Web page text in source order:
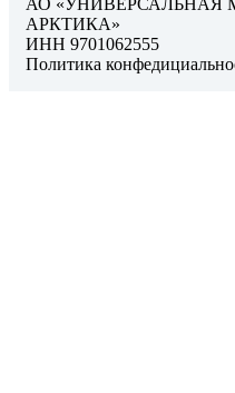
АО
АРКТИКА»
ИНН 9701062555
Политика